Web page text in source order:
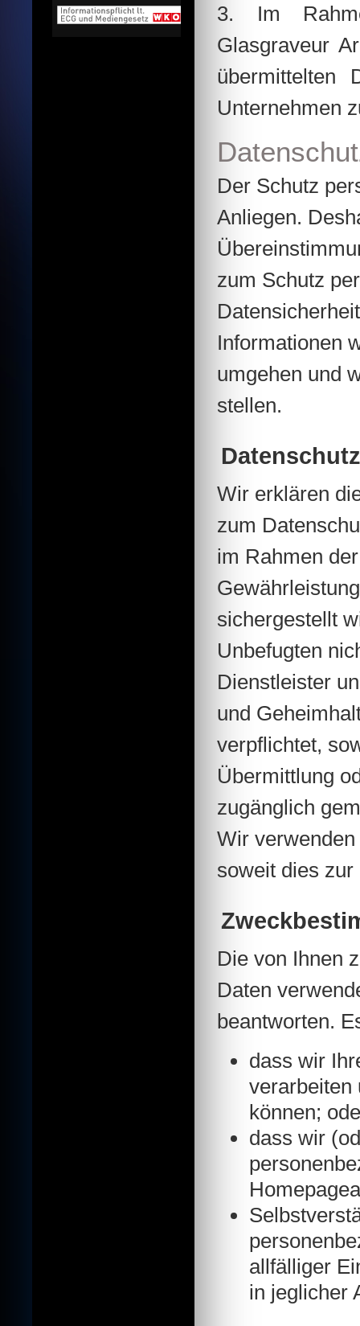
3. Im
Glasgraveur
übermittelten
Unternehmen
Der Schutz
Anliegen.
zum Schutz
Informationen
umgehen und
stellen.
Datenschutz
Wir erklären
zum
im Rahmen
sichergestellt
Unbefugten
Dienstleister
und
verpflichtet,
Übermittlung
zugänglich
Wir
soweit dies
Die von Ihnen
Daten
beantworten.
dass wir
verarbeiten
können;
dass wir
allfälliger
in jeglicher